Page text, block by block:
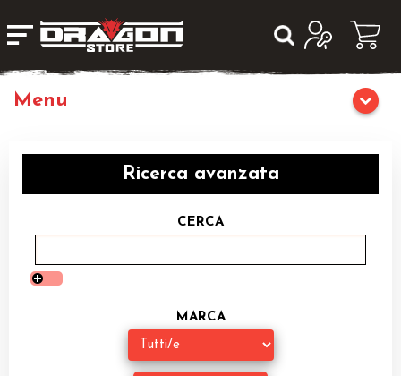
Giochi di Ruolo
Librigame
Editoria
Giochi di Carte Collezionabili
Ricerca avanzata
CERCA
MARCA